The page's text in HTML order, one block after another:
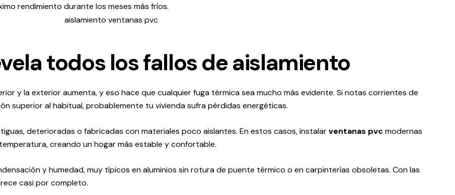
rendimiento durante los meses más fríos.
todos los fallos de aislamiento
y la exterior aumenta, y eso hace que cualquier fuga térmica sea mucho más evidente. Si notas corrientes de
superior al habitual, probablemente tu vivienda sufra pérdidas energéticas.
deterioradas o fabricadas con materiales poco aislantes. En estos casos, instalarventanas pvc modernas
creando un hogar más estable y confortable.
y humedad, muy típicos en aluminios sin rotura de puente térmico o en carpinterías obsoletas. Con las
casi por completo.